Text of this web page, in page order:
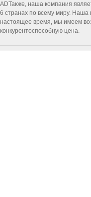
ADТакже, наша компания
6 странах по всему миру. Наша
настоящее время, мы имеем
конкурентоспособную цена.